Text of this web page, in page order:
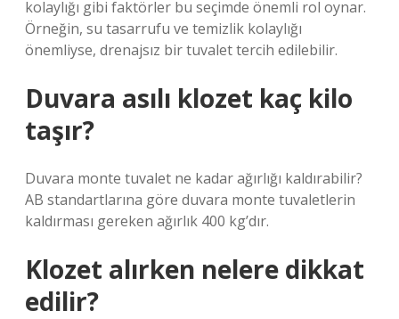
kolaylığı gibi faktörler bu seçimde önemli rol oynar.
Örneğin, su tasarrufu ve temizlik kolaylığı
önemliyse, drenajsız bir tuvalet tercih edilebilir.
Duvara asılı klozet kaç kilo
taşır?
Duvara monte tuvalet ne kadar ağırlığı kaldırabilir?
AB standartlarına göre duvara monte tuvaletlerin
kaldırması gereken ağırlık 400 kg’dır.
Klozet alırken nelere dikkat
edilir?